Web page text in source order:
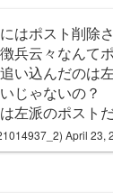
はポスト削除
兵云々なんて
い込んだのは
じゃないの？
左派のポスト
April 23,